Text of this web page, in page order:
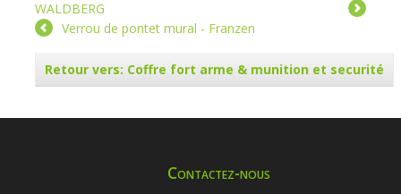
WALDBERG
Verrou de pontet mural - Franzen
Retour vers: Coffre fort arme & munition et securité
Contactez-nous